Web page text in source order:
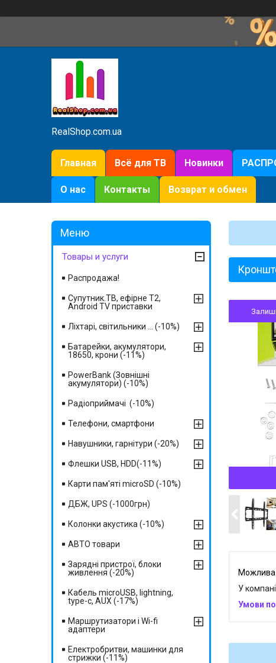
RealShop.com.ua
Главная Всё для ТВ Новинки
О нас Контакты Возврат и обмен
У
Товары и услуги
Распродажа!
Супутник.ТВ, ефірне Т2,
Android TV приставки
Ліхтарі, світильники ... (-10%)
Батарейки, акумулятори,
18650, крони (-11%)
PowerBank (Зовнішні
акумулятори) (-10%)
Радіоприймачі (-10%)
Телефони, смартфони
Навушники, гарнітури (-20%)
Флешки USB, HDD(-11%)
Карти пам'яті microSD (-10%)
ДБЖ, UPS (-1000грн)
Колонки акустика (-10%)
АВТО товари
Зарядні пристрої, блоки
живлення (-20%)
Кабель microUSB, lightning,
type-c, AUX (-17%)
Маршрутизатори і Wi-fi
адаптери
Електробритви, машинки для
стрижки (-11%)